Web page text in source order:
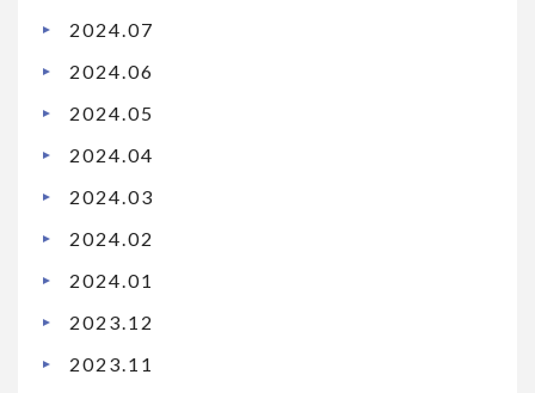
2024.07
2024.06
2024.05
2024.04
2024.03
2024.02
2024.01
2023.12
2023.11